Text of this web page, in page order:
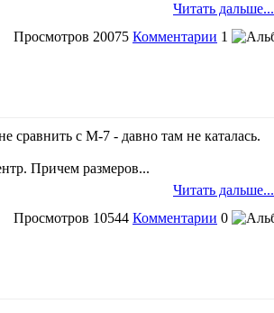
Читать дальше...
Просмотров 20075 Комментарии 1
с М-7 - давно там не каталась.
Причем размеров...
Читать дальше...
Просмотров 10544 Комментарии 0